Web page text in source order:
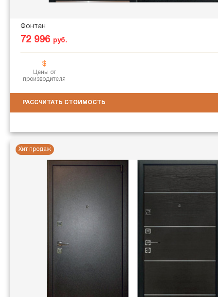
Фонтан
72 996 руб.
Цены от
производителя
РАССЧИТАТЬ СТОИМОСТЬ
Хит продаж